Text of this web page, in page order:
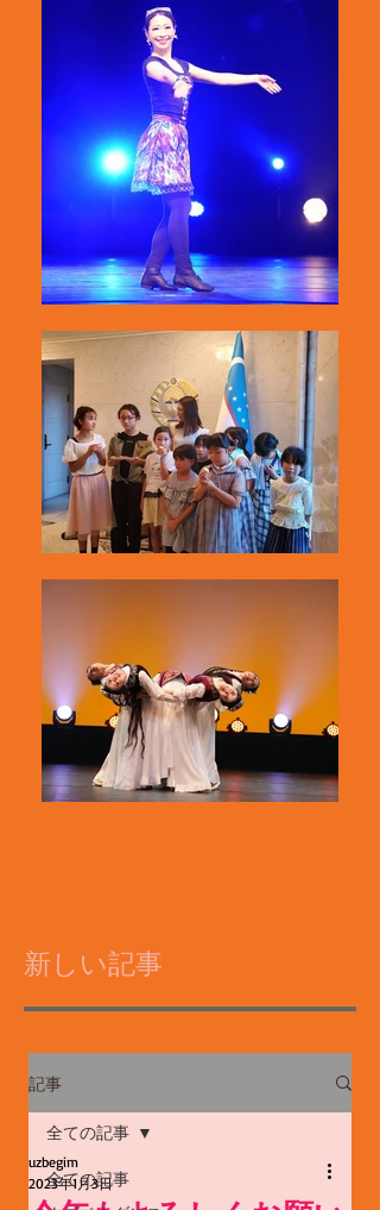
新しい記事
記事
全ての記事
全ての記事
uzbegim
2023年1月3日